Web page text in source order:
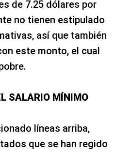
de 7.25 dólares por
no tienen estipulado
así que también
este monto, el cual
SALARIO MÍNIMO
líneas arriba,
que se han regido